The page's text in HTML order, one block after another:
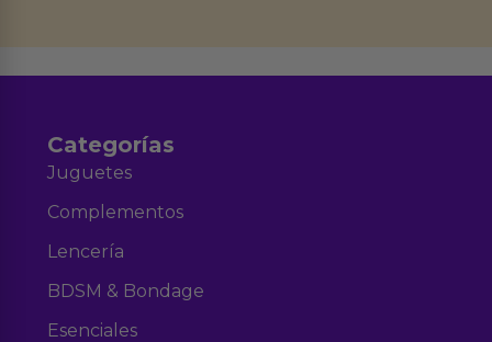
Categorías
Juguetes
Complementos
Lencería
BDSM & Bondage
Esenciales